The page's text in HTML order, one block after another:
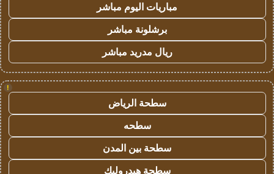
مباريات اليوم مباشر
برشلونة مباشر
ريال مدريد مباشر
!
سطحة الرياض
سطحه
سطحة بين المدن
سطحة هيدروليك